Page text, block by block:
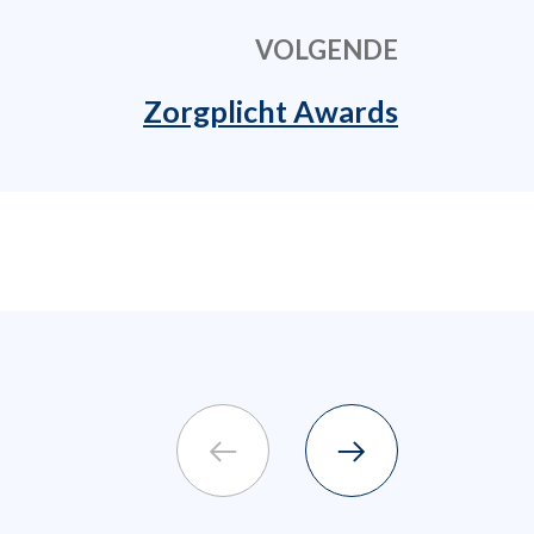
VOLGENDE
Zorgplicht Awards